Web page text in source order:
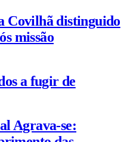
Covilhã distinguido
missão
a fugir de
Agrava-se: